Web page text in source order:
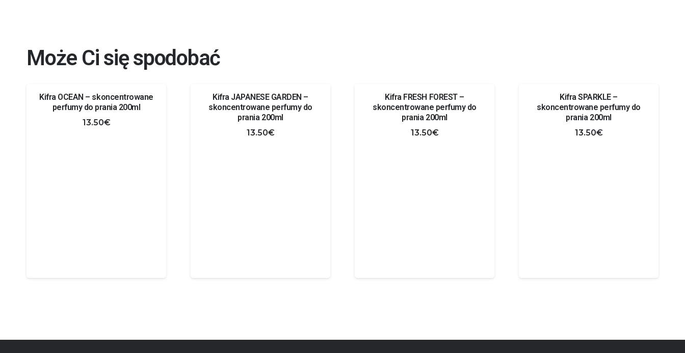
Może Ci się spodobać
Kifra OCEAN – skoncentrowane
perfumy do prania 200ml
13.50€
Kifra JAPANESE GARDEN –
skoncentrowane perfumy do
prania 200ml
13.50€
Kifra FRESH FOREST –
skoncentrowane perfumy do
prania 200ml
13.50€
Kifra SPARKLE –
skoncentrowane perfumy do
prania 200ml
13.50€